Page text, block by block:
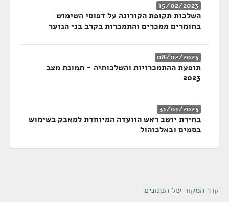
15/02/2023
השלכות תקופת הקורונה על דפוסי השימוש
בחומרים ממכרים והתמכרות בקרב בני הנוער
08/02/2023
תופעת ההתמכרויות והשלכותיה - תמונת מצב
2023
31/01/2023
בחירת יושב ראש הוועדה המיוחדת למאבק בשימוש
בסמים ובאלכוהול
קוד המקור של הנתונים